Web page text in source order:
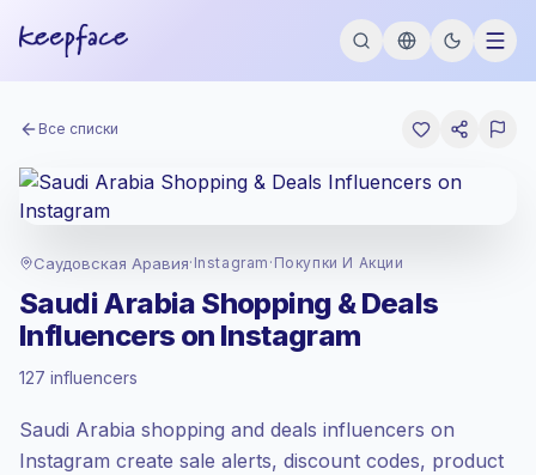
Все списки
Саудовская Аравия· Instagram · Покупки И Акции
Saudi Arabia Shopping & Deals
Influencers on Instagram
127 influencers
Saudi Arabia shopping and deals influencers on
Instagram create sale alerts, discount codes, product
Стандартный рынок, аутрич в SA
установлен по стандартный рынок
Смешанный охват
Здоровое взаимодействие (2.9%
средний ER), заинтересованные